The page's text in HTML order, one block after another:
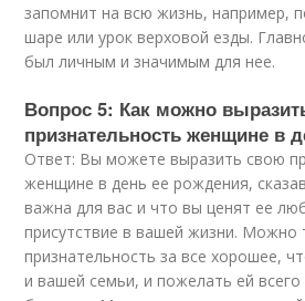
запомнит на всю жизнь, например,
шаре или урок верховой езды.
был личным и значимым для нее.
Вопрос 5: Как можно
признательность женщине в
Ответ: Вы можете выразить свою
женщине в день ее рождения,
важна для вас и что вы ценят ее
присутствие в вашей жизни. Можно
признательность за все хорошее,
и вашей семьи, и пожелать ей всего